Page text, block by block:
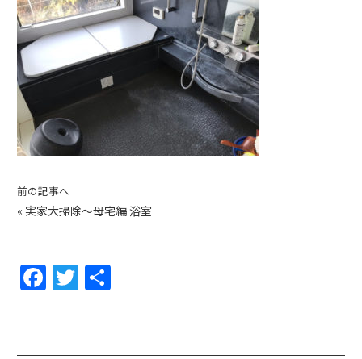
前の記事へ
« 実家大掃除〜母宅編 浴室
F
a
T
w